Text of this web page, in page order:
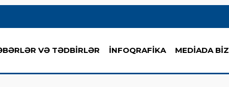
VƏ TƏDBİRLƏR İNFOQRAFİKA MEDİADA BİZ